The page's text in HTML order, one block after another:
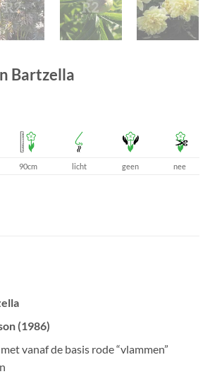
Bartzella
90cm licht geen nee
(1986)
vanaf de basis rode “vlammen”